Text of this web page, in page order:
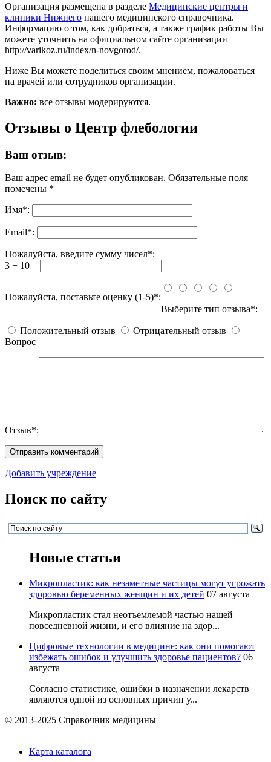
Организация размещена в разделе Медицинские центры и
клиники Нижнего нашего медицинского справочника.
Информацию о том, как добраться, а также график работы Вы
можете уточнить на официальном сайте организации
http://varikoz.ru/index/n-novgorod/.
Ниже Вы можете поделиться своим мнением, пожаловаться
на врачей или сотрудников организации.
Важно: все отзывы модерируются.
Отзывы о Центр флебологии
Ваш отзыв:
Ваш адрес email не будет опубликован. Обязательные поля
помечены *
Имя*:
Email*:
Пожалуйста, введите сумму чисел*:
3 + 10 =
Пожалуйста, поставьте оценку (1-5)*:
Выберите тип отзыва*:
Положительный отзыв
Отрицательный отзыв
Вопрос
Отзыв*:
Добавить учреждение
Поиск по сайту
Новые статьи
Микропластик: как незаметные частицы могут угрожать
здоровью беременных женщин и их детей 07 августа
Микропластик стал неотъемлемой частью нашей
повседневной жизни, и его влияние на здор...
Цифровые технологии в медицине: как они помогают
избежать ошибок и улучшить здоровье пациентов? 06
августа
Согласно статистике, ошибки в назначении лекарств
являются одной из основных причин у...
© 2013-2025 Справочник медицины
Карта каталога